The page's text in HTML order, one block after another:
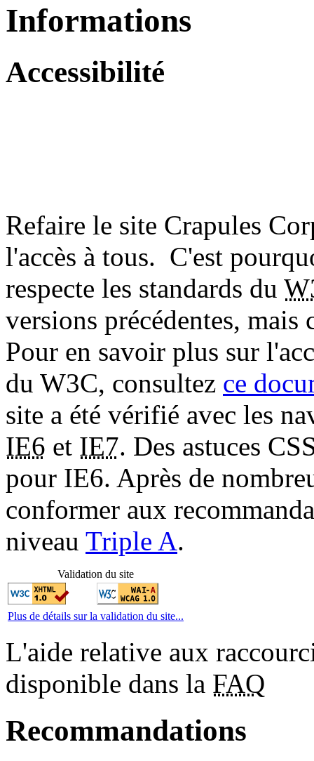
Informations
Accessibilité
Refaire le site Crapules
l'accès à tous. C'est
respecte les standards du
versions précédentes,
Pour en savoir plus sur
du W3C, consultez ce
site a été vérifié avec les
IE6 et IE7. Des astuces
pour IE6. Après de
conformer aux
niveau Triple A.
Validation du site
Plus de détails sur la validation du site...
L'aide relative aux
disponible dans la FAQ
Recommandations